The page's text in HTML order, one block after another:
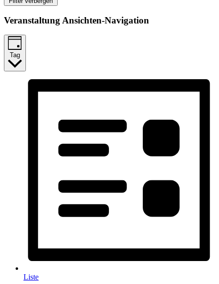
Veranstaltung Ansichten-Navigation
Tag
Liste